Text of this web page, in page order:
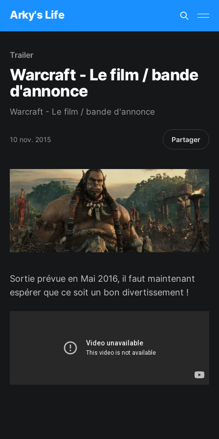
Arky's Life
Trailer
Warcraft - Le film / bande
d'annonce
Warcraft - Le film / bande d'annonce
10 nov. 2015 Partager
Sortie prévue en Mai 2016, il faut maintenant
espérer que ce soit un bon divertissement !